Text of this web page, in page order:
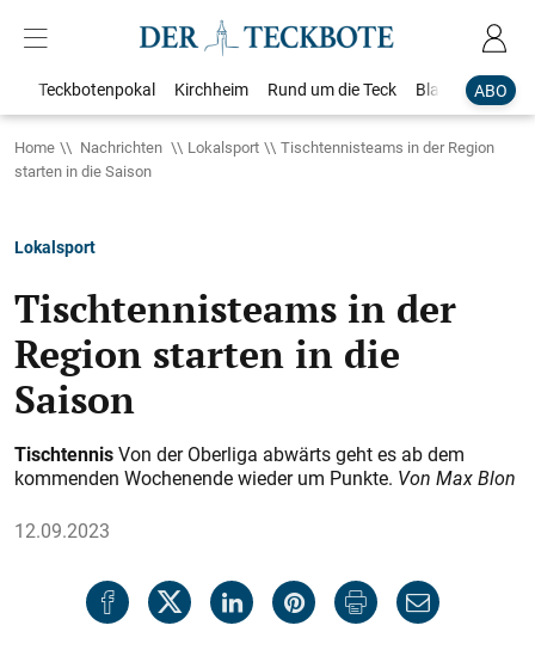
ABO
Teckbotenpokal Kirchheim Rund um die Teck Blaulicht
Home Nachrichten Lokalsport
Tischtennisteams in der Region
starten in die Saison
Lokalsport
Tischtennisteams in der
Region starten in die
Saison
TischtennisVon der Oberliga abwärts geht es ab dem
kommenden Wochenende wieder um Punkte. Von Max Blon
12.09.2023